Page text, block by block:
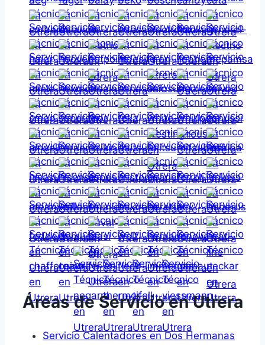
Áreas de Servicio en Utrera
Servicio Calentadores en Dos Hermanas